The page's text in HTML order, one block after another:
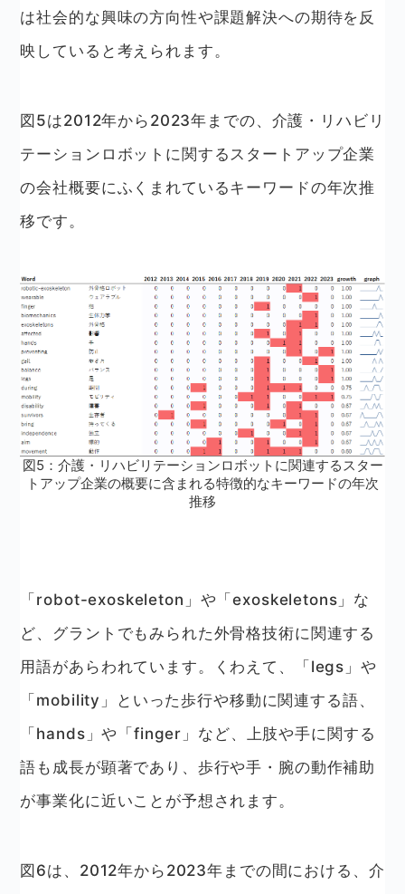
は社会的な興味の方向性や課題解決への期待を反
映していると考えられます。
図5は2012年から2023年までの、介護・リハビリ
テーションロボットに関するスタートアップ企業
の会社概要にふくまれているキーワードの年次推
移です。
図5：介護・リハビリテーションロボットに関連するスター
トアップ企業の概要に含まれる特徴的なキーワードの年次
推移
「robot-exoskeleton」や「exoskeletons」な
ど、グラントでもみられた外骨格技術に関連する
用語があらわれています。くわえて、「legs」や
「mobility」といった歩行や移動に関連する語、
「hands」や「finger」など、上肢や手に関する
語も成長が顕著であり、歩行や手・腕の動作補助
が事業化に近いことが予想されます。
図6は、2012年から2023年までの間における、介